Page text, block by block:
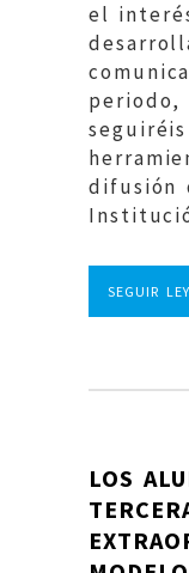
el
periodo,
difusión
SEGUIR
LOS